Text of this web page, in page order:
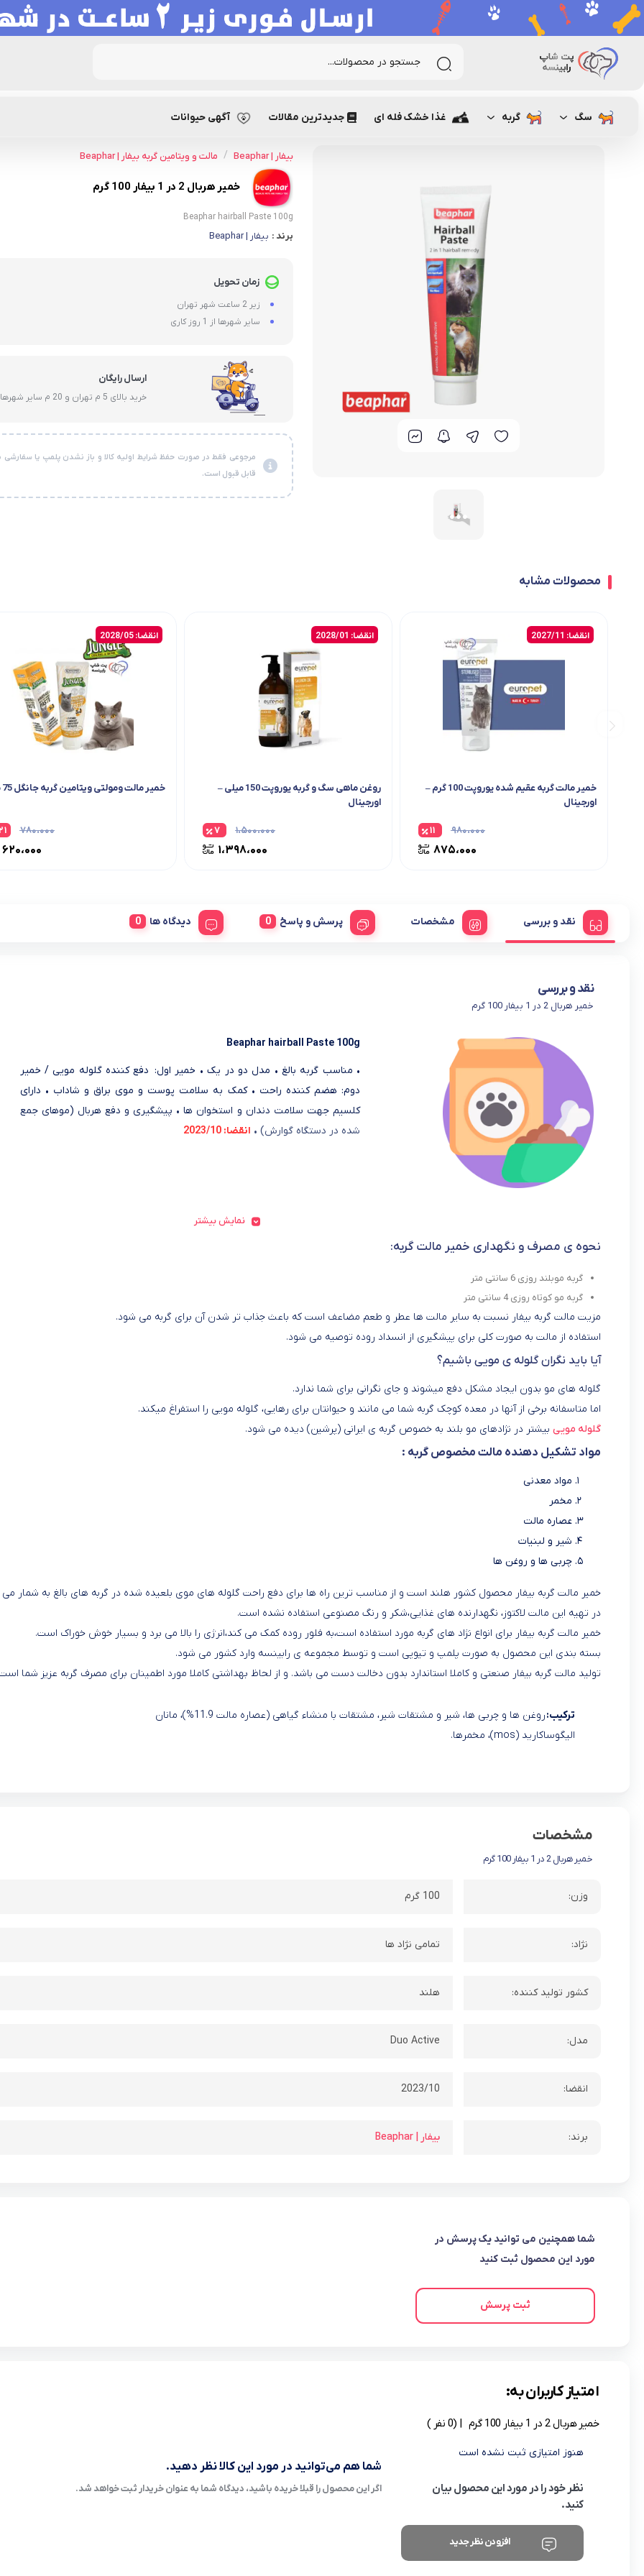
سگ گربه غذا خشک فله ای جدیدترین مقالات آگهی حیوانات رابینسه تشویقی و مکمل غذایی گربه مالت و ویتامین گربه
بیفار | Beaphar / مالت و ویتامین گربه بیفار | Beaphar
خمیر هربال 2 در 1 بیفار 100 گرم
Beaphar hairball Paste 100g
برند : بیفار | Beaphar
زمان تحویل
زیر 2 ساعت شهر تهران
سایر شهرها از 1 روز کاری
ارسال رایگان
خرید بالای 5 م تهران و 20 م سایر شهرها
مرجوعی فقط در صورت حفظ شرایط اولیه کالا و باز نشدن پلمپ یا سفارشی
قابل قبول است.
محصولات مشابه
انقضا: 2027/11
خمیر مالت گربه عقیم شده یوروپت 100 گرم –
اورجینال
۹۸۰،۰۰۰
۸۷۵،۰۰۰
۱۱
انقضا: 2028/01
روغن ماهی سگ و گربه یوروپت 150 میلی –
اورجینال
۱،۵۰۰،۰۰۰
۱،۳۹۸،۰۰۰
۷
انقضا: 2028/05
خمیر مالت ومولتی ویتامین گربه جانگل 75 میل
۷۸۰،۰۰۰
۶۲۰،۰۰۰
نقد و بررسی مشخصات پرسش و پاسخ دیدگاه ها
نقد و بررسی
خمیر هربال 2 در 1 بیفار 100 گرم
Beaphar hairball Paste 100g
• مناسب گربه‌ بالغ • مدل دو در یک • خمیر اول: دفع کننده گلوله مویی / خمیر
دوم: هضم کننده راحت • کمک به سلامت پوست و موی براق و شاداب • دارای
کلسیم جهت سلامت دندان و استخوان ها • پیشگیری و دفع هربال (موهای جمع
شده در دستگاه گوارش) • انقضا: 2023/10
نمایش بیشتر
نحوه ی مصرف و نگهداری خمیر مالت گربه:
گربه موبلند روزی 6 سانتی متر
گربه مو کوتاه روزی 4 سانتی متر
مزیت مالت گربه بیفار نسبت به سایر مالت ها عطر و طعم مضاعف است که باعث جذاب تر شدن آن برای گربه می شود.
استفاده از مالت به صورت کلی برای پیشگیری از انسداد روده توصیه می شود.
آیا باید نگران گلوله ی مویی باشیم؟
گلوله های مو بدون ایجاد مشکل دفع می­شوند و جای نگرانی برای شما ندارد.
اما متاسفانه برخی از آنها در معده کوچک گربه شما می مانند و حیوانتان برای رهایی، گلوله مویی را استفراغ می­کند.
گلوله مویی بیشتر در نژادهای مو بلند به خصوص گربه ی ایرانی (پرشین) دیده می شود.
مواد تشکیل دهنده مالت مخصوص گربه :
مواد معدنی
مخمر
عصاره مالت
شیر و لبنیات
چربی ها و روغن ها
خمیر مالت گربه بیفار محصول کشور هلند است و از مناسب ترین راه ها برای دفع راحت گلوله های موی بلعیده شده در گربه های بالغ به شمار می
در تهیه این مالت لاکتوز، نگهدارنده های غذایی،شکر و رنگ مصنوعی استفاده نشده است.
خمیر مالت گربه بیفار برای انواع نژاد های گربه مورد استفاده است،به فلور روده کمک می کند،انرژی را بالا می برد و بسیار خوش خوراک است.
بسته بندی این محصول به صورت پلمپ و تیوپی است و توسط مجموعه ی رابینسه وارد کشور می شود.
تولید مالت گربه بیفار صنعتی و کاملا استاندارد بدون دخالت دست می باشد. و از لحاظ بهداشتی کاملا مورد اطمینان برای مصرف گربه عزیز شما
ترکیب:
روغن ها و چربی ها، شیر و مشتقات شیر، مشتقات با منشاء گیاهی (عصاره مالت 11.9%)، مانان
الیگوساکارید (mos)، مخمرها.
مشخصات
خمیر هربال 2 در 1 بیفار 100 گرم
وزن: 100 گرم
نژاد: تمامی نژاد ها
کشور تولید کننده: هلند
مدل: Duo Active
انقضا: 2023/10
برند: بیفار | Beaphar
شما همچنین می توانید یک پرسش در
مورد این محصول ثبت کنید
ثبت پرسش
امتیاز کاربران به:
خمیر هربال 2 در 1 بیفار 100 گرم | (0 نفر )
هنوز امتیازی ثبت نشده است
نظر خود را در مورد این محصول بیان
کنید.
افزودن نظر جدید
شما هم می‌توانید در مورد این کالا نظر دهید.
اگر این محصول را قبلا خریده باشید، دیدگاه شما به عنوان خریدار ثبت خواهد شد.